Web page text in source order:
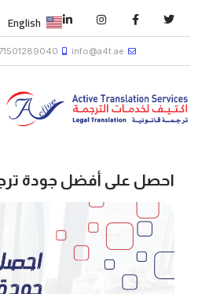
info@a4t.ae
English
احصل على أفضل جودة